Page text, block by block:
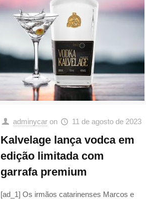
adminycar on 11 de agosto de 2023
Kalvelage lança vodca em
edição limitada com
garrafa premium
[ad_1] Os irmãos catarinenses Marcos e